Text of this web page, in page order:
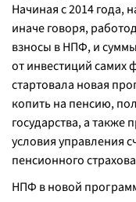
Начиная с 2014 года,
иначе говоря,
взносы в НПФ, и
от инвестиций самих
стартовала новая
копить на пенсию,
государства, а также
условия управления
пенсионного
НПФ в новой